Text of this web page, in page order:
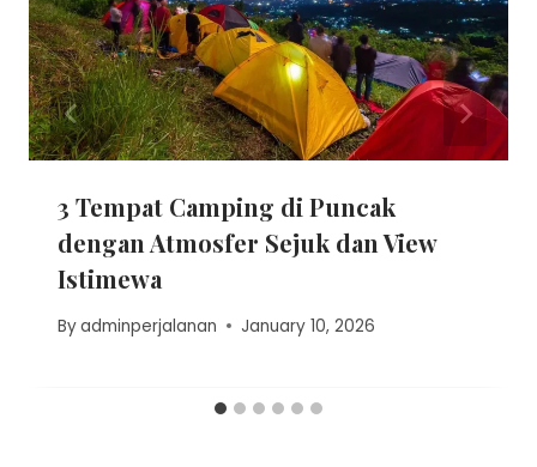
3 Tempat Camping di Puncak
dengan Atmosfer Sejuk dan View
Istimewa
Byadminperjalanan January 10, 2026